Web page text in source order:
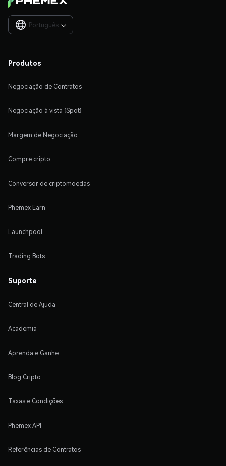
Português 
Produtos
Negociação de Contratos
Negociação à vista (Spot)
Margem de Negociação
Compre cripto
Conversor de criptomoedas
Phemex Earn
Launchpool
Trading Bots
Suporte
Central de Ajuda
Academia
Aprenda e Ganhe
Blog Cripto
Taxas e Condições
Phemex API
Referências de Contratos